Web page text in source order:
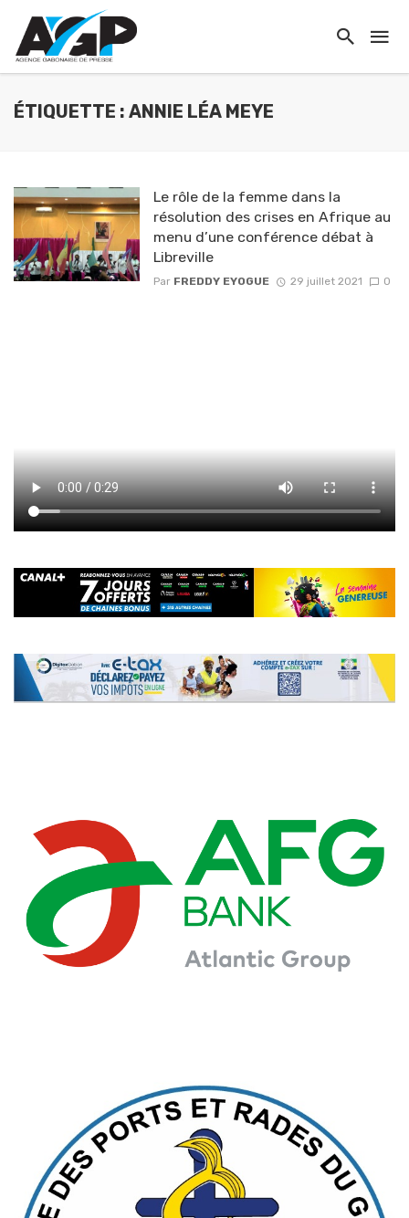
ÉTIQUETTE : ANNIE LÉA MEYE
Le rôle de la femme dans la
résolution des crises en Afrique au
menu d’une conférence débat à
Libreville
Par FREDDY EYOGUE 29 juillet 2021 0